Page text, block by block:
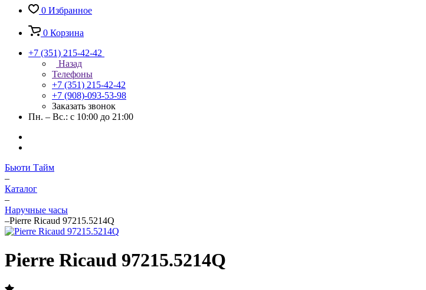
0 Избранное
0 Корзина
+7 (351) 215-42-42
Назад
Телефоны
+7 (351) 215-42-42
+7 (908)-093-53-98
Заказать звонок
Пн. – Вс.: с 10:00 до 21:00
Бьюти Тайм
–
Каталог
–
Наручные часы
–Pierre Ricaud 97215.5214Q
Pierre Ricaud 97215.5214Q